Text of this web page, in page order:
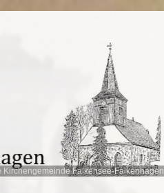
Falkensee-Falkenhagen